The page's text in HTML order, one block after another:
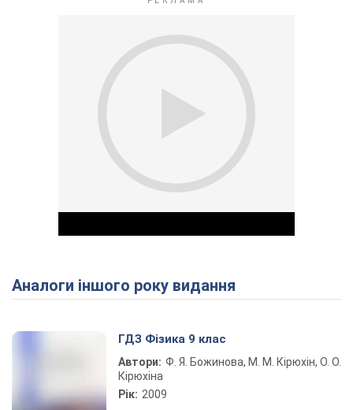
Play Video
Аналоги іншого року видання
ГДЗ Фізика 9 клас
Автори: Ф. Я. Божинова, М. М. Кірюхін, О. О.
Кірюхіна
Рік: 2009